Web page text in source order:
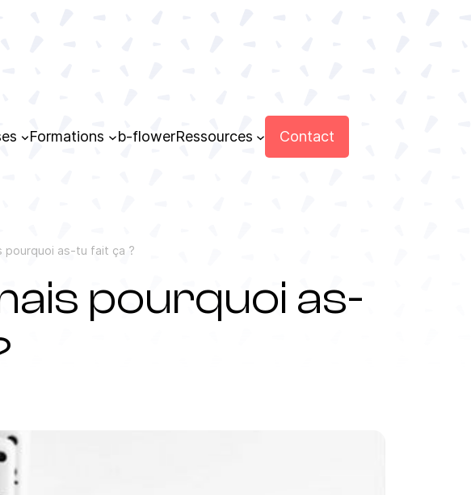
Formations b-flowerRessources Contact
pourquoi as-tu fait ça ?
pourquoi as-